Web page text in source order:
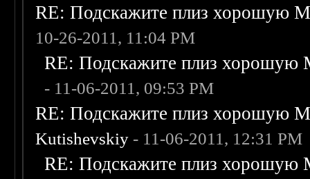
RE: Подскажите плиз хорошую
10-26-2011, 11:04 PM
RE: Подскажите плиз хорошую
- 11-06-2011, 09:53 PM
RE: Подскажите плиз хорошую
Kutishevskiy - 11-06-2011, 12:31 PM
RE: Подскажите плиз хорошую